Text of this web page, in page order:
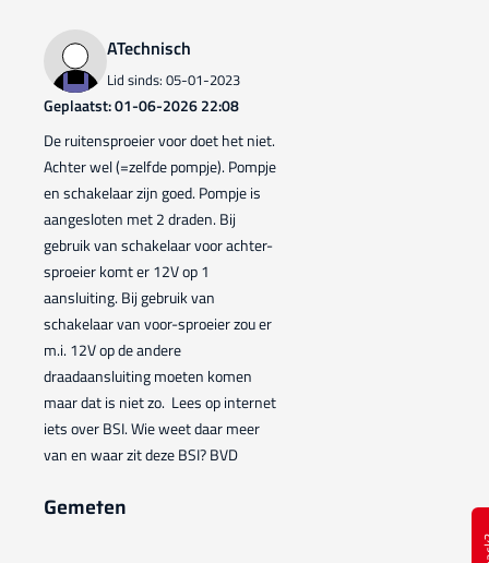
ATechnisch
Lid sinds: 05-01-2023
Geplaatst: 01-06-2026 22:08
De ruitensproeier voor doet het niet.
Achter wel (=zelfde pompje). Pompje
en schakelaar zijn goed. Pompje is
aangesloten met 2 draden. Bij
gebruik van schakelaar voor achter-
sproeier komt er 12V op 1
aansluiting. Bij gebruik van
schakelaar van voor-sproeier zou er
m.i. 12V op de andere
draadaansluiting moeten komen
maar dat is niet zo. Lees op internet
iets over BSI. Wie weet daar meer
van en waar zit deze BSI? BVD
Gemeten